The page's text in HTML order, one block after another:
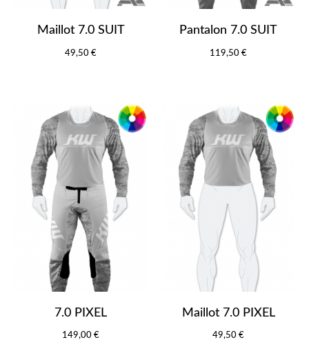
Maillot 7.0 SUIT
49,50 €
Pantalon 7.0 SUIT
119,50 €
7.0 PIXEL
149,00 €
Maillot 7.0 PIXEL
49,50 €